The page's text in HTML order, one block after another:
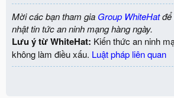
Mời các bạn tham gia Group WhiteHatđể
nhật tin tức an ninh mạng hàng ngày.
Lưu ý từ WhiteHat: Kiến thức an ninh
không làm điều xấu. Luật pháp liên quan